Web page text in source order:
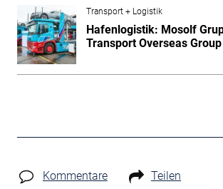
Transport + Logistik
Hafenlogistik: Mosolf
Transport Overseas Group
Kommentare Teilen